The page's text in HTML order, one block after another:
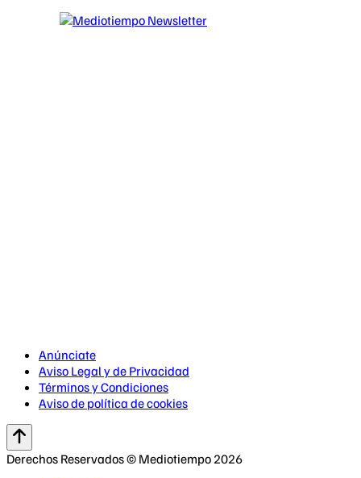
Anúnciate
Aviso Legal y de Privacidad
Términos y Condiciones
Aviso de política de cookies
Derechos Reservados © Mediotiempo 2026